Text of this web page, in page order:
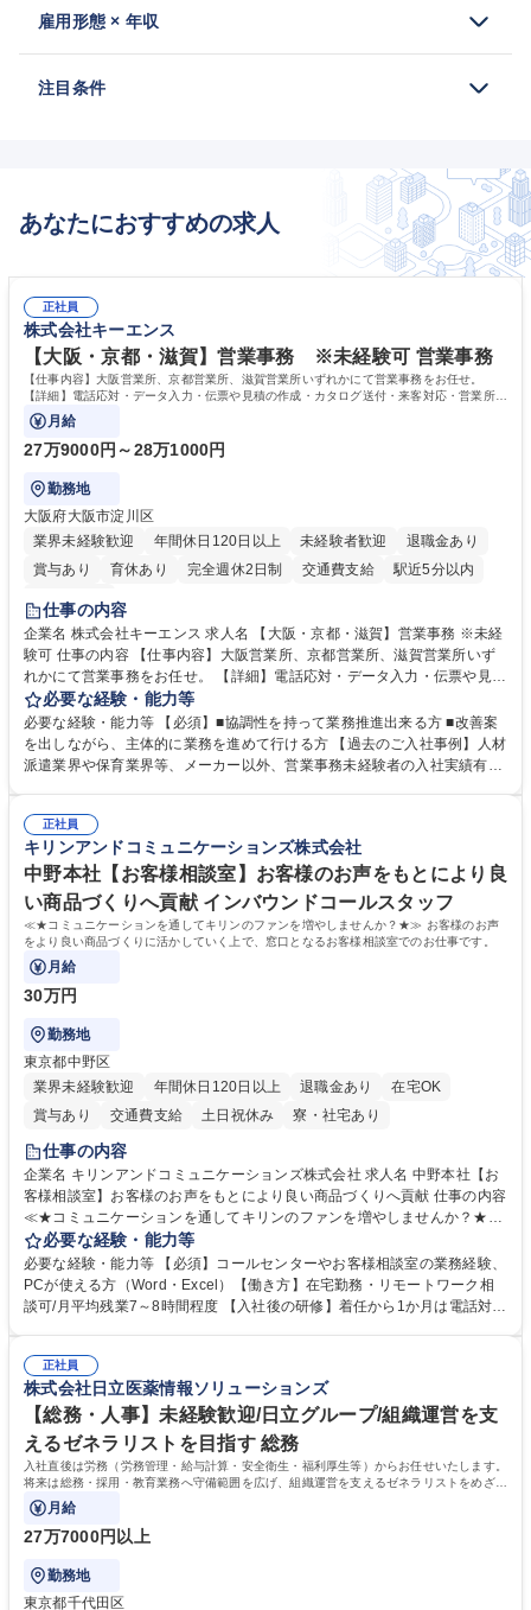
雇用形態 × 年収
注目条件
あなたにおすすめの求人
正社員
株式会社キーエンス
【大阪・京都・滋賀】営業事務 ※未経験可 営業事務
【仕事内容】大阪営業所、京都営業所、滋賀営業所いずれかにて営業事務をお任せ。
【詳細】電話応対・データ入力・伝票や見積の作成・カタログ送付・来客対応・営業所内
で発生する事務業務や業務改善をお任せ。
月給
27万9000円～28万1000円
勤務地
大阪府大阪市淀川区
業界未経験歓迎
年間休日120日以上 未経験者歓迎
退職金あり
賞与あり
育休あり 完全週休2日制 交通費支給
駅近5分以内
土日祝休み
仕事の内容
企業名 株式会社キーエンス 求人名 【大阪・京都・滋賀】営業事務 ※未経
験可 仕事の内容 【仕事内容】大阪営業所、京都営業所、滋賀営業所いず
れかにて営業事務をお任せ。 【詳細】電話応対・データ入力・伝票や見積
の作成・カタログ送付・来客対応・営業所内で発生する事務業務や業務改
善をお任せ。 【教育制度】ご入社後、育成担当とペアになりながらOJTに
て業務を覚えていただくことが可能です。業務システムがきちんと構築さ
れているため、スムーズに仕事に慣れることができる環境です。また、
募集職種 【大阪・京都・滋賀】営業事務 ※未経験可
必要な経験・能力等
必要な経験・能力等 【必須】■協調性を持って業務推進出来る方 ■改善案
を出しながら、主体的に業務を進めて行ける方 【過去のご入社事例】人材
派遣業界や保育業界等、メーカー以外、営業事務未経験者の入社実績有
えて、お客様や社員の状況に合わせ、能動的なサポート、改善の動きも期
待され。組織を支えるスペシャリストとして、チームに貢献し、結果的に
社員から頼られる存在になることができます。平均19:30の退勤以降の業
務の持ち帰りも禁止されており、メリハリのある働き方となります。 学
歴・資格 学歴：大学院 大学 高専 短大 語学力： 資格：
正社員
キリンアンドコミュニケーションズ株式会社
中野本社【お客様相談室】お客様のお声をもとにより良
い商品づくりへ貢献 インバウンドコールスタッフ
≪★コミュニケーションを通してキリンのファンを増やしませんか？★≫ お客様のお声
をより良い商品づくりに活かしていく上で、窓口となるお客様相談室でのお仕事です。
月給
30万円
勤務地
東京都中野区
業界未経験歓迎
年間休日120日以上 退職金あり
在宅OK
賞与あり
交通費支給 土日祝休み 寮・社宅あり
仕事の内容
企業名 キリンアンドコミュニケーションズ株式会社 求人名 中野本社【お
客様相談室】お客様のお声をもとにより良い商品づくりへ貢献 仕事の内容
≪★コミュニケーションを通してキリンのファンを増やしませんか？★≫
お客様のお声をより良い商品づくりに活かしていく上で、窓口となるお客
様相談室でのお仕事です。 日々お客様からいただくキリングループへのご
意見を、企業活動に活かしています。お客様からの声に迅速かつ誠意をも
って対応、情報提供するとともにグループ内活動に反映しています。 【具
平均100件前後■メール・手紙：同上40件前後 募集職種 中野本社【お客様
相談室】お客様のお声をもとにより良い商品づくりへ貢献
必要な経験・能力等
必要な経験・能力等 【必須】コールセンターやお客様相談室の業務経験、
PCが使える方（Word・Excel）【働き方】在宅勤務・リモートワーク相
談可/月平均残業7～8時間程度 【入社後の研修】着任から1か月は電話対応
すのでご安心ください。 【当社について】キリングループの広報機能を担
う会社として、お客様との出会いを大切にし、磨き上げたホスピタリティ
を込めてコミュニケーションをとりながら広報関連業務を行っておりま
す。 学歴・資格 学歴：大学院 大学 高専 短大 専修学校 高校 語学力： 資
格：
正社員
株式会社日立医薬情報ソリューションズ
【総務・人事】未経験歓迎/日立グループ/組織運営を支
えるゼネラリストを目指す 総務
入社直後は労務（労務管理・給与計算・安全衛生・福利厚生等）からお任せいたします。
将来は総務・採用・教育業務へ守備範囲を広げ、組織運営を支えるゼネラリストをめざせ
ます。
月給
27万7000円以上
勤務地
東京都千代田区